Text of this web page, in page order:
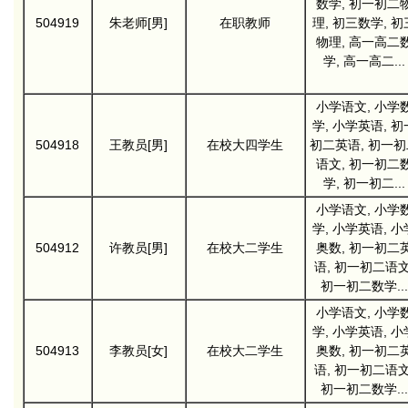
504919 朱老师[男] 在职教师
数学, 初一初二
理, 初三数学, 初
物理, 高一高二
学, 高一高二...
504918 王教员[男] 在校大四学生
小学语文, 小学
学, 小学英语, 初
初二英语, 初一
语文, 初一初二
学, 初一初二...
504912 许教员[男] 在校大二学生
小学语文, 小学
学, 小学英语, 小
奥数, 初一初二
语, 初一初二语
初一初二数学...
504913 李教员[女] 在校大二学生
小学语文, 小学
学, 小学英语, 小
奥数, 初一初二
语, 初一初二语
初一初二数学...